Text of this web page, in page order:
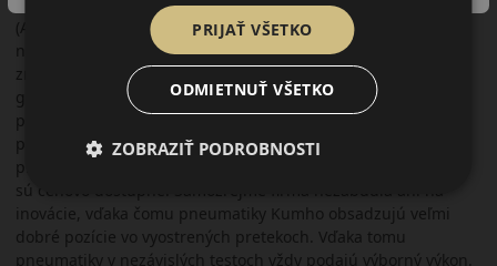
(Anglicko) má výrobca výskumné strediská a v Nemecku sa
nachádza vývojové stredisko. S výrobou pneumatík začala
značka Kumho v roku 1950 a pomerne rýchlo vybudovala
globálnu sieť. Aktívne sa zúčastňuje na automobilových
pretekoch ako sponzor alebo ako dodávateľ okruhových
pneumatík. Výrobky firmy Kumho sú obľúbené aj v kruhoch
pretekárov vďaka výbornej cene. Pneumatiky na osobné autá
sú cenovo dostupné. Samozrejme firma nezabudla ani na
inovácie, vďaka čomu pneumatiky Kumho obsadzujú veľmi
dobré pozície vo vyostrených pretekoch. Vďaka tomu
pneumatiky v nezávislých testoch vždy podajú výborný výkon.
PRIJAŤ VŠETKO
ODMIETNUŤ VŠETKO
ZOBRAZIŤ PODROBNOSTI